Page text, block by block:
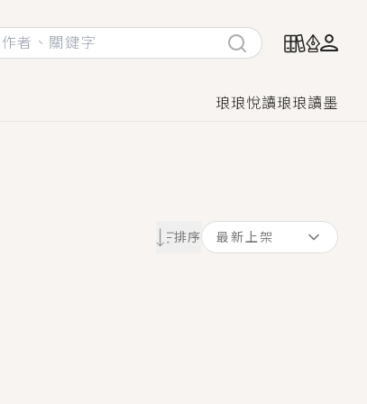
琅琅悅讀琅琅讀墨
回找新歡，他居然還後悔了？
！
排序 最新上架